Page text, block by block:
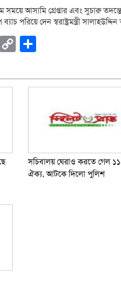
আসামি গ্রেপ্তার এবং সুচারু
পরিয়ে দেন স্বরাষ্ট্রমন্ত্রী
PrintFriendly
Copy
সচিবালয় ঘেরাও করতে গেল
ঐক্য, আটকে দিলো পুলিশ